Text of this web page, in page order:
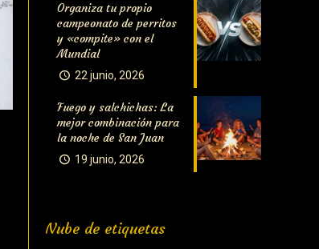
Organiza tu propio
campeonato de perritos
y «compite» con el
Mundial
22 junio, 2026
Fuego y salchichas: La
mejor combinación para
la noche de San Juan
19 junio, 2026
Nube de etiquetas